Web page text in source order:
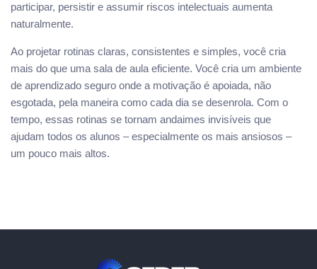
participar, persistir e assumir riscos intelectuais aumenta
naturalmente.
Ao projetar rotinas claras, consistentes e simples, você cria
mais do que uma sala de aula eficiente. Você cria um ambiente
de aprendizado seguro onde a motivação é apoiada, não
esgotada, pela maneira como cada dia se desenrola. Com o
tempo, essas rotinas se tornam andaimes invisíveis que
ajudam todos os alunos – especialmente os mais ansiosos –
um pouco mais altos.